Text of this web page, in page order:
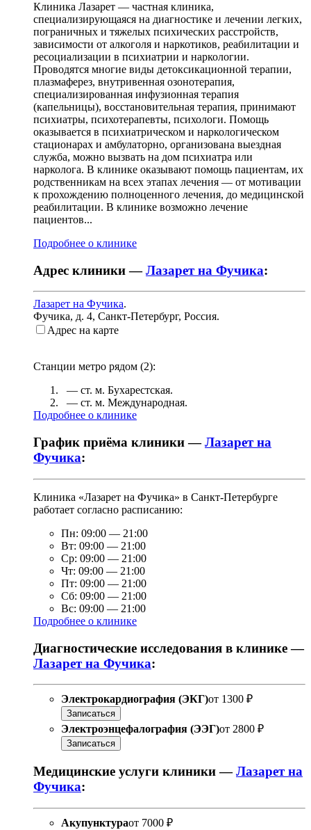
Клиника Лазарет — частная клиника,
специализирующаяся на диагностике и лечении легких,
пограничных и тяжелых психических расстройств,
зависимости от алкоголя и наркотиков, реабилитации и
ресоциализации в психиатрии и наркологии.
Проводятся многие виды детоксикационной терапии,
плазмаферез, внутривенная озонотерапия,
специализированная инфузионная терапия
(капельницы), восстановительная терапия, принимают
психиатры, психотерапевты, психологи. Помощь
оказывается в психиатрическом и наркологическом
стационарах и амбулаторно, организована выездная
служба, можно вызвать на дом психиатра или
нарколога. В клинике оказывают помощь пациентам, их
родственникам на всех этапах лечения — от мотивации
к прохождению полноценного лечения, до медицинской
реабилитации. В клинике возможно лечение
пациентов...
Подробнее о клинике
Адрес клиники —Лазарет на Фучика:
Лазарет на Фучика.
Фучика, д. 4, Санкт-Петербург, Россия.
Адрес на карте
Станции метро рядом (2):
— ст. м. Бухарестская.
— ст. м. Международная.
Подробнее о клинике
График приёма клиники —Лазарет на
Фучика:
Клиника «Лазарет на Фучика» в Санкт-Петербурге
работает согласно расписанию:
Пн: 09:00 — 21:00
Вт: 09:00 — 21:00
Ср: 09:00 — 21:00
Чт: 09:00 — 21:00
Пт: 09:00 — 21:00
Сб: 09:00 — 21:00
Вс: 09:00 — 21:00
Подробнее о клинике
Диагностические исследования в клинике —
Лазарет на Фучика:
Электрокардиография (ЭКГ)от 1300 ₽
Записаться
Электроэнцефалография (ЭЭГ)от 2800 ₽
Записаться
Медицинские услуги клиники —Лазарет на
Фучика:
Акупунктураот 7000 ₽